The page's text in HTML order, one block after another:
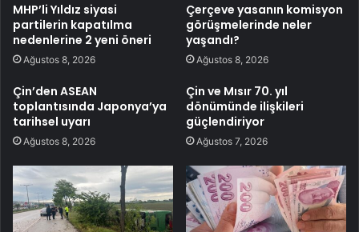
MHP’li Yıldız siyasi
partilerin kapatılma
nedenlerine 2 yeni öneri
Ağustos 8, 2026
Çerçeve yasanın komisyon
görüşmelerinde neler
yaşandı?
Ağustos 8, 2026
Çin’den ASEAN
toplantısında Japonya’ya
tarihsel uyarı
Ağustos 8, 2026
Çin ve Mısır 70. yıl
dönümünde ilişkileri
güçlendiriyor
Ağustos 7, 2026